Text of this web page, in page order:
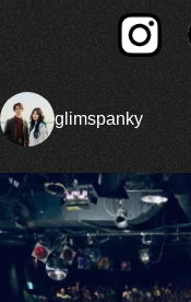
glimspanky